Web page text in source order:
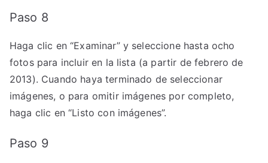
Paso 8
Haga clic en “Examinar” y seleccione hasta ocho
fotos para incluir en la lista (a partir de febrero de
2013). Cuando haya terminado de seleccionar
imágenes, o para omitir imágenes por completo,
haga clic en “Listo con imágenes”.
Paso 9